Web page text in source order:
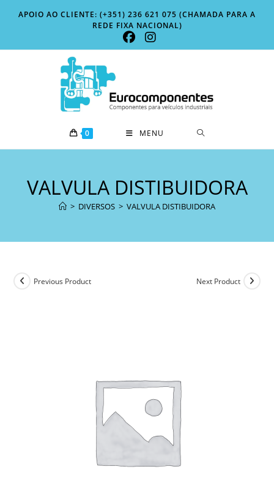
APOIO AO CLIENTE: (+351) 236 621 075 (CHAMADA PARA A
REDE FIXA NACIONAL)
0 MENU
VALVULA DISTIBUIDORA
> DIVERSOS > VALVULA DISTIBUIDORA
Previous Product Next Product